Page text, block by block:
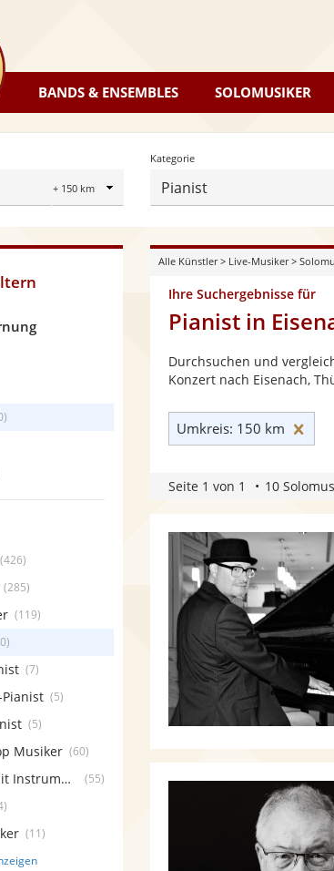
BANDS & ENSEMBLES SOLOMUSIKER
Ort
Events
festlegen
Kategorie
Pianist
Alle Künstler> Live-Musiker>
Ihre Suchergebnisse für
Pianist in
Durchsuchen und
Konzert nach Eisenach,
Umkreis: 150 km
Seite 1 von 1 10
(426)
(285)
(119)
(7)
Pianist (5)
(5)
Musiker (60)
Sänger mit Instrument (55)
(11)